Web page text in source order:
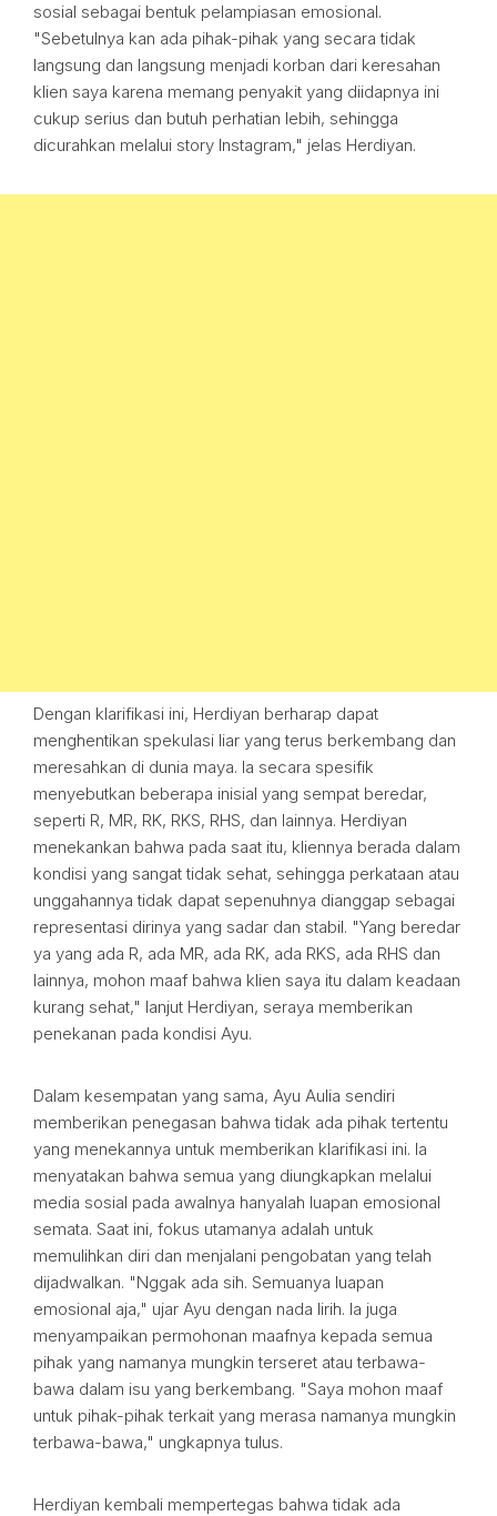
sosial sebagai bentuk pelampiasan emosional.
"Sebetulnya kan ada pihak-pihak yang secara tidak
langsung dan langsung menjadi korban dari keresahan
klien saya karena memang penyakit yang diidapnya ini
cukup serius dan butuh perhatian lebih, sehingga
dicurahkan melalui story Instagram," jelas Herdiyan.
Dengan klarifikasi ini, Herdiyan berharap dapat
menghentikan spekulasi liar yang terus berkembang dan
meresahkan di dunia maya. Ia secara spesifik
menyebutkan beberapa inisial yang sempat beredar,
seperti R, MR, RK, RKS, RHS, dan lainnya. Herdiyan
menekankan bahwa pada saat itu, kliennya berada dalam
kondisi yang sangat tidak sehat, sehingga perkataan atau
unggahannya tidak dapat sepenuhnya dianggap sebagai
representasi dirinya yang sadar dan stabil. "Yang beredar
ya yang ada R, ada MR, ada RK, ada RKS, ada RHS dan
lainnya, mohon maaf bahwa klien saya itu dalam keadaan
kurang sehat," lanjut Herdiyan, seraya memberikan
penekanan pada kondisi Ayu.
Dalam kesempatan yang sama, Ayu Aulia sendiri
memberikan penegasan bahwa tidak ada pihak tertentu
yang menekannya untuk memberikan klarifikasi ini. Ia
menyatakan bahwa semua yang diungkapkan melalui
media sosial pada awalnya hanyalah luapan emosional
semata. Saat ini, fokus utamanya adalah untuk
memulihkan diri dan menjalani pengobatan yang telah
dijadwalkan. "Nggak ada sih. Semuanya luapan
emosional aja," ujar Ayu dengan nada lirih. Ia juga
menyampaikan permohonan maafnya kepada semua
pihak yang namanya mungkin terseret atau terbawa-
bawa dalam isu yang berkembang. "Saya mohon maaf
untuk pihak-pihak terkait yang merasa namanya mungkin
terbawa-bawa," ungkapnya tulus.
Herdiyan kembali mempertegas bahwa tidak ada